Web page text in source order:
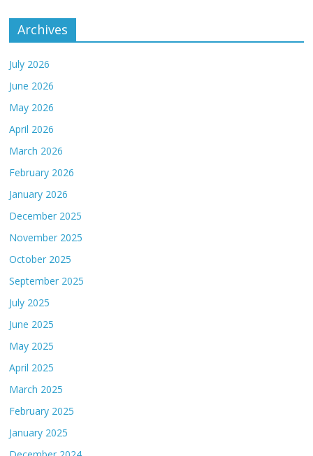
Archives
July 2026
June 2026
May 2026
April 2026
March 2026
February 2026
January 2026
December 2025
November 2025
October 2025
September 2025
July 2025
June 2025
May 2025
April 2025
March 2025
February 2025
January 2025